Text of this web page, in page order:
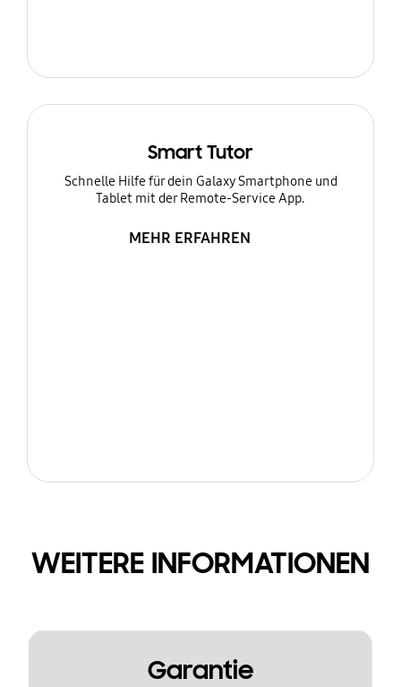
Smart Tutor
Schnelle Hilfe für dein Galaxy Smartphone und
Tablet mit der Remote-Service App.
MEHR ERFAHREN
WEITERE INFORMATIONEN
Garantie